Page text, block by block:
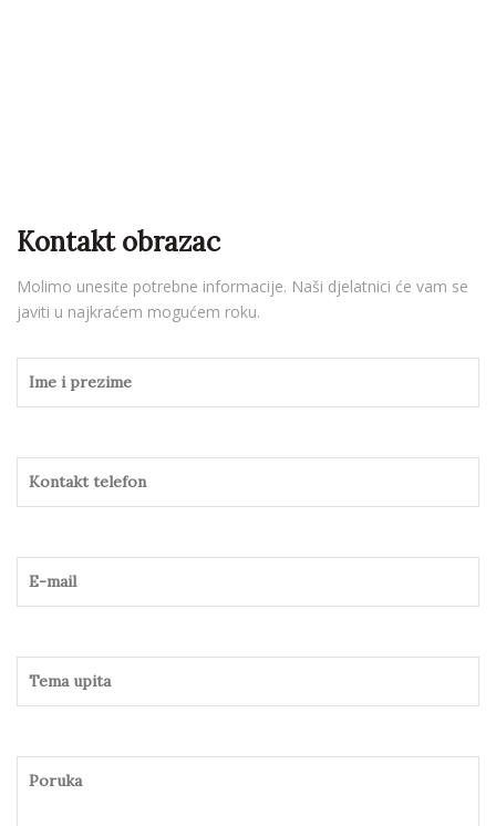
Kontakt obrazac
Molimo unesite potrebne informacije. Naši djelatnici će vam se
javiti u najkraćem mogućem roku.